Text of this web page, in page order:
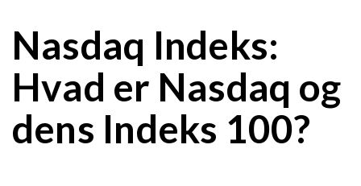
Nasdaq Indeks:
Hvad er Nasdaq og
dens Indeks 100?